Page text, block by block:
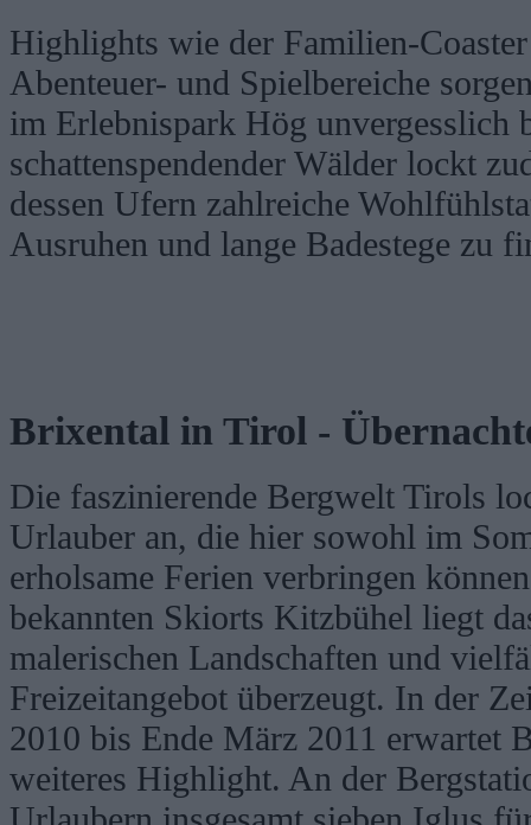
Highlights wie der Familien-
Abenteuer- und Spielbereiche
im Erlebnispark Hög unvergesslich
schattenspendender Wälder lockt
dessen Ufern zahlreiche
Ausruhen und lange Badestege zu
Brixental in Tirol -
Die faszinierende Bergwelt Tirols
Urlauber an, die hier sowohl im
erholsame Ferien verbringen
bekannten Skiorts Kitzbühel liegt
malerischen Landschaften und
Freizeitangebot überzeugt. In der
2010 bis Ende März 2011 erwartet
weiteres Highlight. An der